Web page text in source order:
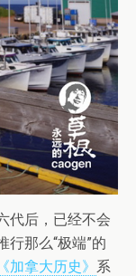
代后，已经不会
那么“极端”的
《加拿大历史》 系